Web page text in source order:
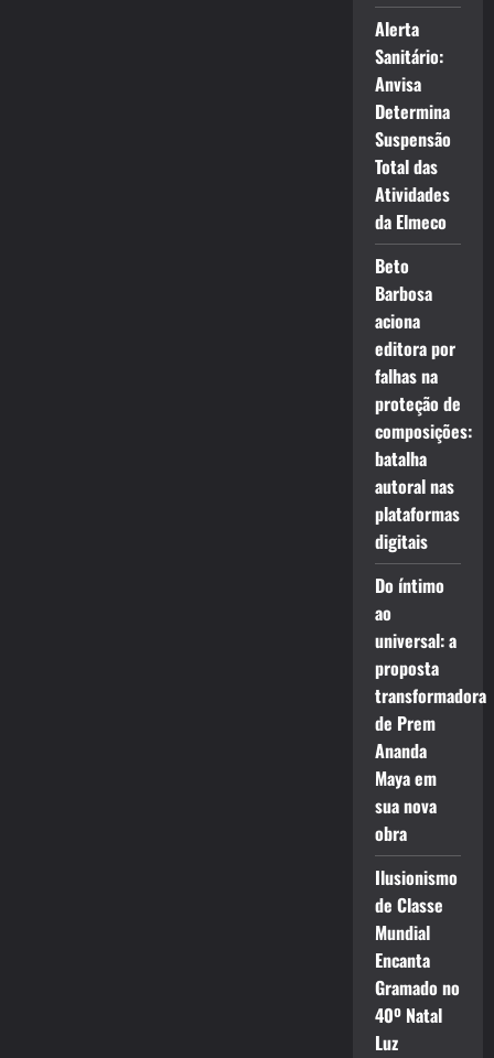
Alerta
Sanitário:
Anvisa
Determina
Suspensão
Total das
Atividades
da Elmeco
Beto
Barbosa
aciona
editora por
falhas na
proteção de
composições:
batalha
autoral nas
plataformas
digitais
Do íntimo
ao
universal: a
proposta
transformadora
de Prem
Ananda
Maya em
sua nova
obra
Ilusionismo
de Classe
Mundial
Encanta
Gramado no
40º Natal
Luz